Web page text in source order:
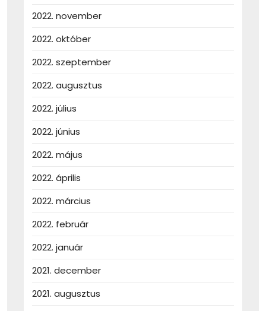
2022. november
2022. október
2022. szeptember
2022. augusztus
2022. július
2022. június
2022. május
2022. április
2022. március
2022. február
2022. január
2021. december
2021. augusztus